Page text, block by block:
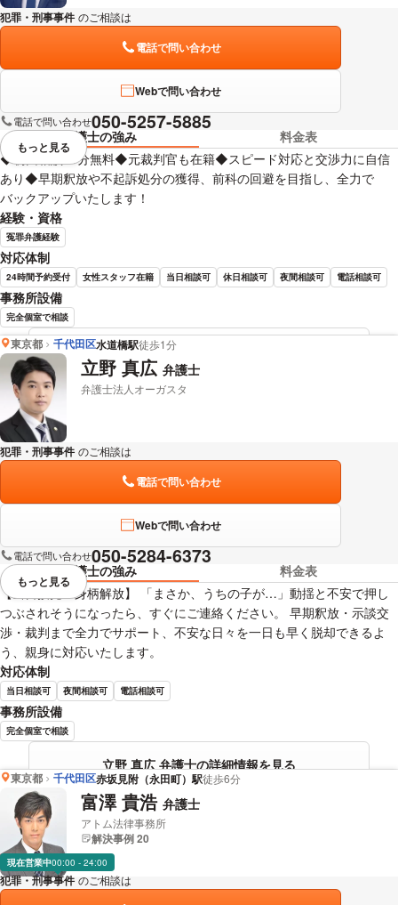
犯罪・刑事事件 のご相談は
電話で問い合わせ
Webで問い合わせ
電話で問い合わせ050-5257-5885
弁護士の強み
料金表
◆初回相談30分無料◆元裁判官も在籍◆スピード対応と交渉力に自信
あり◆早期釈放や不起訴処分の獲得、前科の回避を目指し、全力で
バックアップいたします！
経験・資格
冤罪弁護経験
対応体制
24時間予約受付 女性スタッフ在籍 当日相談可 休日相談可 夜間相談可 電話相談可
事務所設備
完全個室で相談
五十部 紀英 弁護士の詳細情報を見る
視覚的に省略されている要素を
もっと見る
東京都 千代田区水道橋駅徒歩1分
立野 真広 弁護士
弁護士法人オーガスタ
犯罪・刑事事件 のご相談は
電話で問い合わせ
Webで問い合わせ
電話で問い合わせ050-5284-6373
弁護士の強み
料金表
【当日接見・身柄解放】 「まさか、うちの子が…」動揺と不安で押し
つぶされそうになったら、すぐにご連絡ください。 早期釈放・示談交
渉・裁判まで全力でサポート、不安な日々を一日も早く脱却できるよ
う、親身に対応いたします。
対応体制
当日相談可 夜間相談可 電話相談可
事務所設備
完全個室で相談
立野 真広 弁護士の詳細情報を見る
視覚的に省略されている要素を
もっと見る
東京都 千代田区赤坂見附（永田町）駅徒歩6分
富澤 貴浩 弁護士
アトム法律事務所
解決事例 20
現在営業中00:00 - 24:00
犯罪・刑事事件 のご相談は